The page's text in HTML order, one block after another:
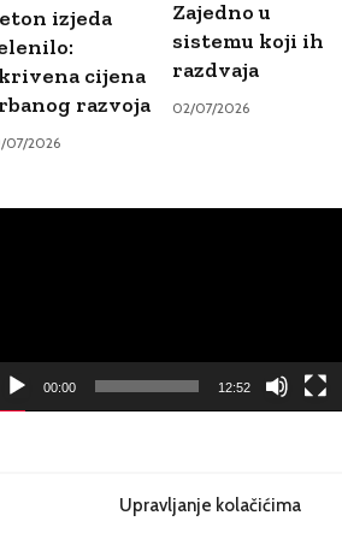
Upravljanje kolačićima
izjeda
cijena
razvoja
07/2026
Zajedno u
sistemu koji ih
razdvaja
02/07/2026
00:00 12:52